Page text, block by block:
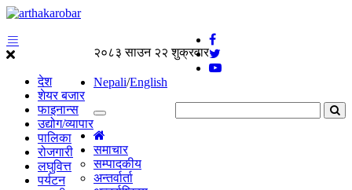
देश
शेयर बजार
फाइनान्स
उद्योग/व्यापार
पालिका
रोजगारी
लघुवित्त
पर्यटन
२०८३ साउन २२ शुक्रवार
Nepali/English
समाचार
सम्पादकीय
अन्तर्वार्ता